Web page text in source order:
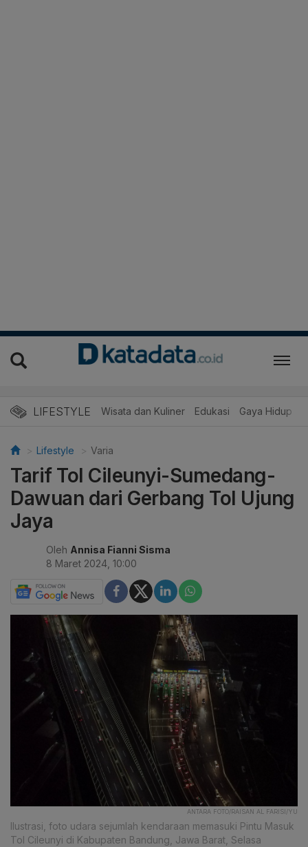
LIFESTYLE Wisata dan Kuliner Edukasi Gaya Hidup
Lifestyle Varia
Tarif Tol Cileunyi-Sumedang-
Dawuan dari Gerbang Tol Ujung
Jaya
Oleh Annisa Fianni Sisma
8 Maret 2024, 10:00
ANTARA FOTO/RAISAN AL FARISI/YU
Ilustrasi, foto udara sejumlah kendaraan memasuki Pintu Masuk
Tol Cileunyi di Kabupaten Bandung, Jawa Barat, Selasa